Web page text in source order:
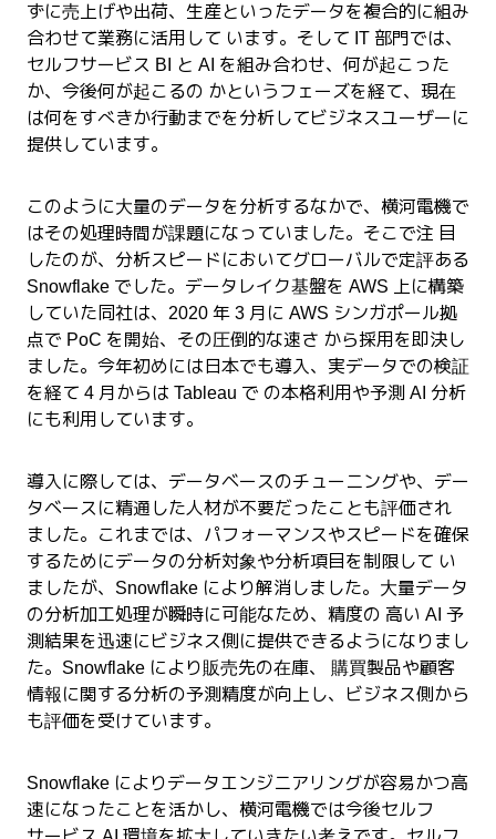
ずに売上げや出荷、生産といったデータを複合的に組み
合わせて業務に活用して います。そして IT 部門では、
セルフサービス BI と AI を組み合わせ、何が起こった
か、今後何が起こるの かというフェーズを経て、現在
は何をすべきか行動までを分析してビジネスユーザーに
提供しています。
このように大量のデータを分析するなかで、横河電機で
はその処理時間が課題になっていました。そこで注 目
したのが、分析スピードにおいてグローバルで定評ある
Snowflake でした。データレイク基盤を AWS 上に構築
していた同社は、2020 年 3 月に AWS シンガポール拠
点で PoC を開始、その圧倒的な速さ から採用を即決し
ました。今年初めには日本でも導入、実データでの検証
を経て 4 月からは Tableau で の本格利用や予測 AI 分析
にも利用しています。
導入に際しては、データベースのチューニングや、デー
タベースに精通した人材が不要だったことも評価され
ました。これまでは、パフォーマンスやスピードを確保
するためにデータの分析対象や分析項目を制限して い
ましたが、Snowflake により解消しました。大量データ
の分析加工処理が瞬時に可能なため、精度の 高い AI 予
測結果を迅速にビジネス側に提供できるようになりまし
た。Snowflake により販売先の在庫、 購買製品や顧客
情報 に関する分析の予測精度が向上し、ビジネス側から
も評価を受けています。
Snowflake によりデータエンジニアリングが容易かつ高
速になったことを活かし、横河電機では今後セルフ